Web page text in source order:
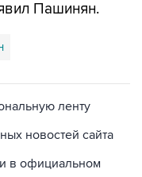
новостей сайта
в официальном